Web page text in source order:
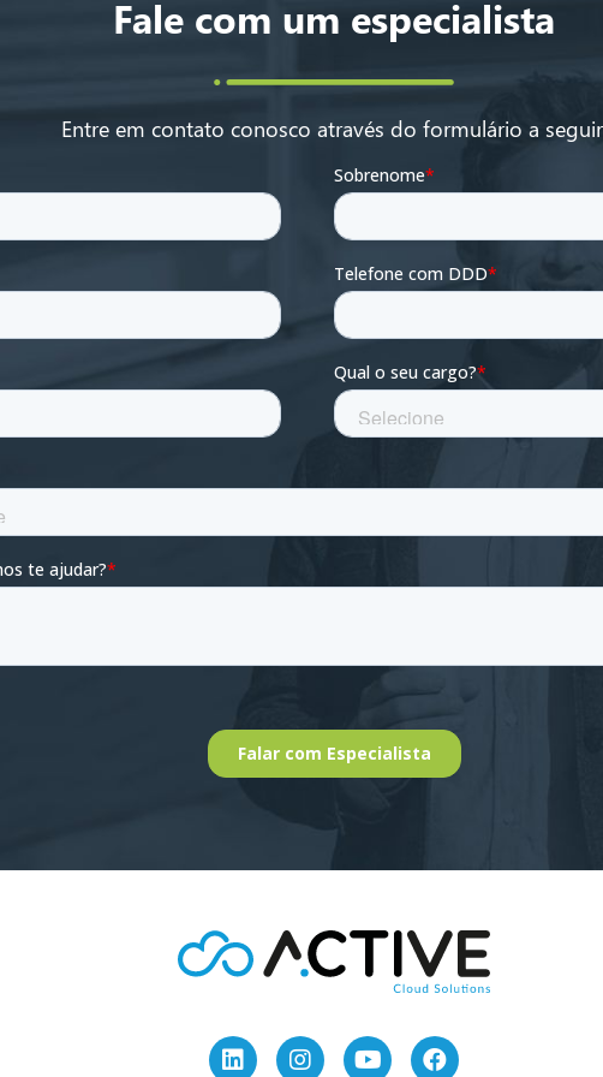
Fale com um especialista
Entre em contato conosco através do formulário a